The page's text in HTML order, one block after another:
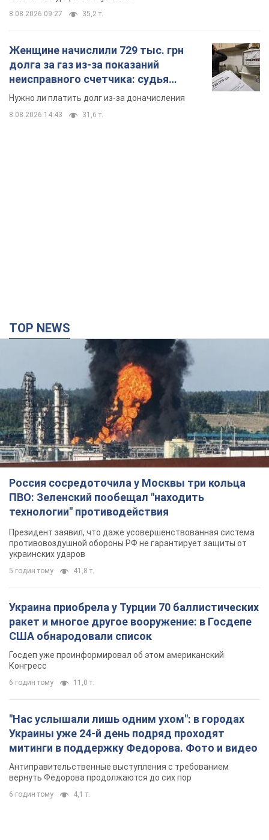
8.08.2026 09:27 35,2 т.
Женщине начислили 729 тыс. грн
долга за газ из-за показаний
неисправного счетчика: судья
вынес неожиданное решение
Нужно ли платить долг из-за доначисления
8.08.2026 14:43 31,6 т.
TOP NEWS
Россия сосредоточила у Москвы три кольца
ПВО: Зеленский пообещал "находить
технологии" противодействия
Президент заявил, что даже усовершенствованная система
противовоздушной обороны РФ не гарантирует защиты от
украинских ударов
5 годин тому 41,8 т.
Украина приобрела у Турции 70 баллистических
ракет и многое другое вооружение: в Госдепе
США обнародовали список
Госдеп уже проинформировал об этом американский
Конгресс
6 годин тому 11,0 т.
"Нас услышали лишь одним ухом": в городах
Украины уже 24-й день подряд проходят
митинги в поддержку Федорова. Фото и видео
Антиправительственные выступления с требованием
вернуть Федорова продолжаются до сих пор
6 годин тому 4,1 т.